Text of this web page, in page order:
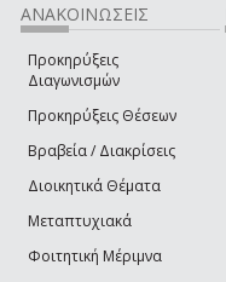
ΑΝΑΚΟΙΝΩΣΕΙΣ
Προκηρύξεις
Διαγωνισμών
Προκηρύξεις Θέσεων
Βραβεία / Διακρίσεις
Διοικητικά Θέματα
Μεταπτυχιακά
Φοιτητική Μέριμνα